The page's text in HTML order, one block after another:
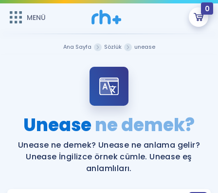
MENÜ
0
ÜYE DEĞİLİM
Sepetin Şu An Boş.
Remzi Hoca ile seni sınava hazırlayacak onlarca eğitim seni
bekliyor!
MENÜ
Faydalı Araçlar
Ana Sayfa Sözlük unease
Uneasene demek?
Unease ne demek? Unease ne anlama gelir?
Unease İngilizce örnek cümle. Unease eş
anlamlıları.